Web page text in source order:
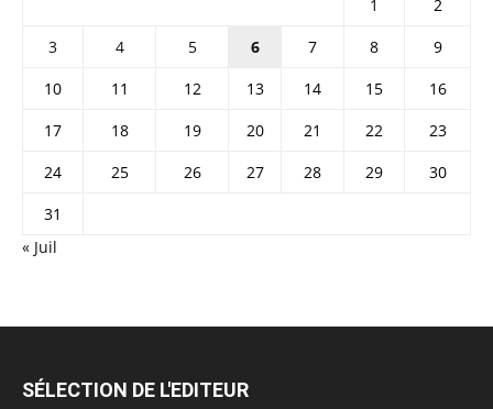
1
2
3
4 5 6 7 8
9
10
11 12 13 14 15
16
17
18 19 20 21 22
23
24
25 26 27 28 29
30
31
« Juil
SÉLECTION DE L'EDITEUR